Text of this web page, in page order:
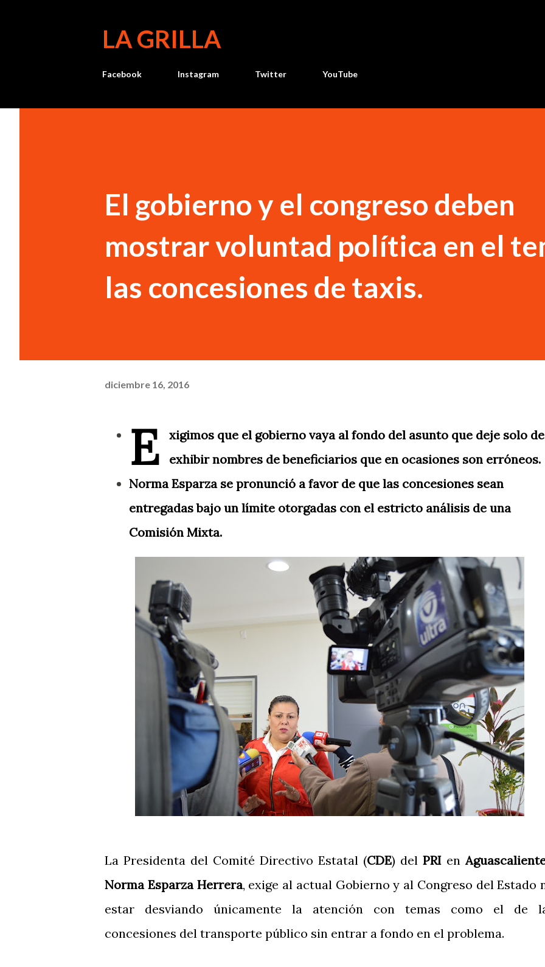
LA GRILLA
Facebook Instagram Twitter YouTube
El gobierno y el congreso deben
mostrar voluntad política en el
las concesiones de taxis.
diciembre 16, 2016
E
xigimos que el gobierno vaya al fondo del asunto que deje solo de
exhibir nombres de beneficiarios que en ocasiones son erróneos.
Norma Esparza se pronunció a favor de que las concesiones sean
entregadas bajo un límite otorgadas con el estricto análisis de una
Comisión Mixta.
La Presidenta del Comité Directivo Estatal (CDE) del PRI en
Norma Esparza Herrera, exige al actual Gobierno y al Congreso del Estado
estar desviando únicamente la atención con temas como el de
concesiones del transporte público sin entrar a fondo en el problema.